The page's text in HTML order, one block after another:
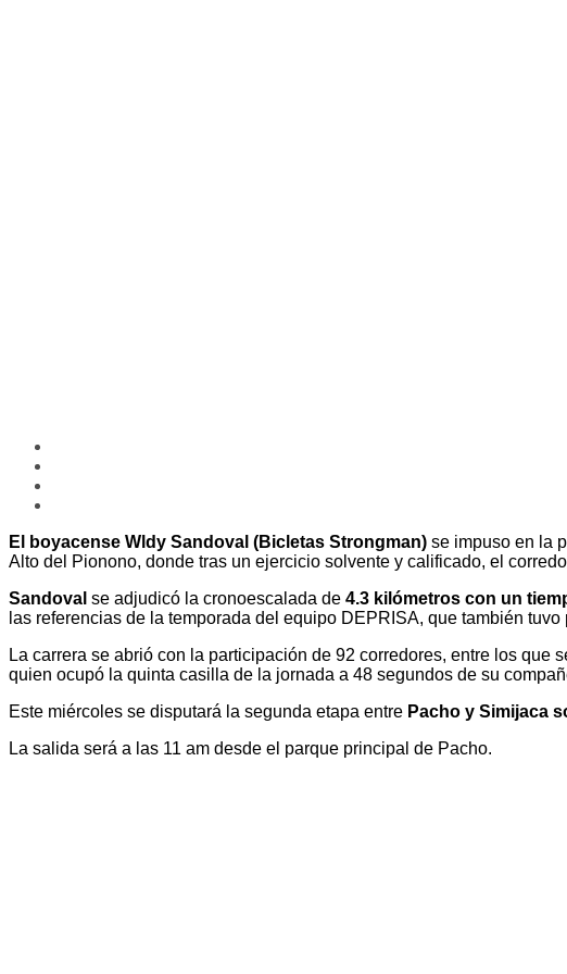
El boyacense Wldy Sandoval (Bicletas Strongman) se impuso en la
Alto del Pionono, donde tras un ejercicio solvente y calificado, el
Sandoval se adjudicó la cronoescalada de 4.3 kilómetros con un
las referencias de la temporada del equipo DEPRISA, que también
La carrera se abrió con la participación de 92 corredores, entre los
quien ocupó la quinta casilla de la jornada a 48 segundos de su
Este miércoles se disputará la segunda etapa entre Pacho y Simijaca
La salida será a las 11 am desde el parque principal de Pacho.